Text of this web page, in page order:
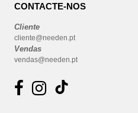
CONTACTE-NOS
Cliente
cliente@needen.pt
Vendas
vendas@needen.pt